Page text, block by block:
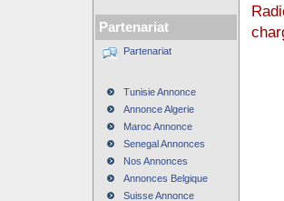
Partenariat
Partenariat
Tunisie Annonce
Annonce Algerie
Maroc Annonce
Senegal Annonces
Nos Annonces
Annonces Belgique
Suisse Annonce